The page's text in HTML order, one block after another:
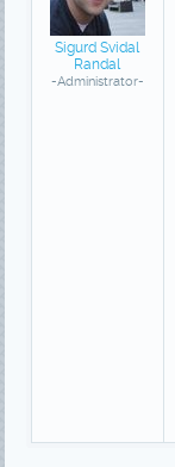
Sigurd Svidal
Randal
-Administrator-